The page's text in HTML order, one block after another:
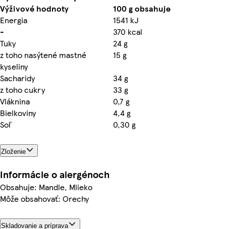
Výživové hodnoty
100 g obsahuje
Energia
1541 kJ
-
370 kcal
Tuky
24 g
z toho nasýtené mastné
kyseliny
15 g
Sacharidy
34 g
z toho cukry
33 g
Vláknina
0,7 g
Bielkoviny
4,4 g
Soľ
0,30 g
Zloženie
Informácie o alergénoch
Obsahuje: Mandle, Mlieko
Môže obsahovať: Orechy
Skladovanie a príprava